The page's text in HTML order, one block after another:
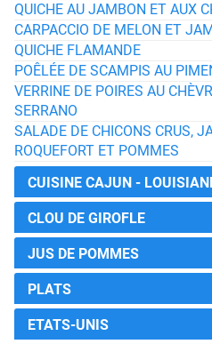
QUICHE AU JAMBON ET AUX
CARPACCIO DE MELON ET
QUICHE FLAMANDE
POÊLÉE DE SCAMPIS AU
VERRINE DE POIRES AU
SERRANO
SALADE DE CHICONS CRUS,
ROQUEFORT ET POMMES
CUISINE CAJUN -
CLOU DE GIROFLE
JUS DE POMMES
PLATS
ETATS-UNIS